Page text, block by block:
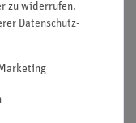
zu widerrufen.
Daten­schutz­
Marketing